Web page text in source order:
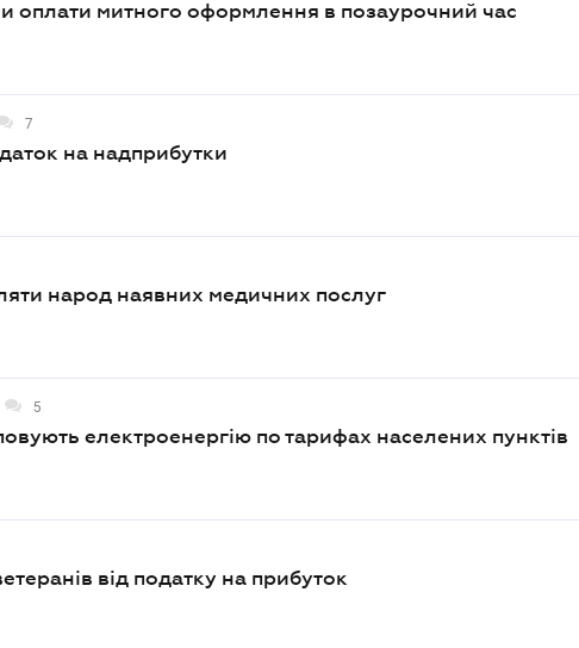
оплати митного оформлення в позаурочний час
7
на надприбутки
народ наявних медичних послуг
5
електроенергію по тарифах населених пунктів
від податку на прибуток